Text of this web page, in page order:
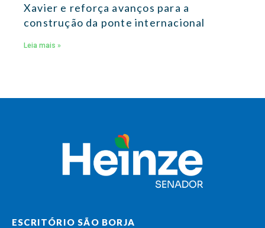
Xavier e reforça avanços para a
construção da ponte internacional
Leia mais »
ESCRITÓRIO SÃO BORJA